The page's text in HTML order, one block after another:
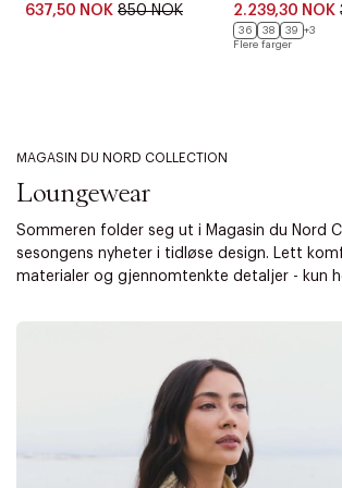
637,50 NOK 850 NOK 2.239,30 NOK
36 38 39
+3
Flere farger
MAGASIN DU NORD COLLECTION
Loungewear
Sommeren folder seg ut i Magasin du Nord
sesongens nyheter i tidløse design. Lett
materialer og gjennomtenkte detaljer - kun